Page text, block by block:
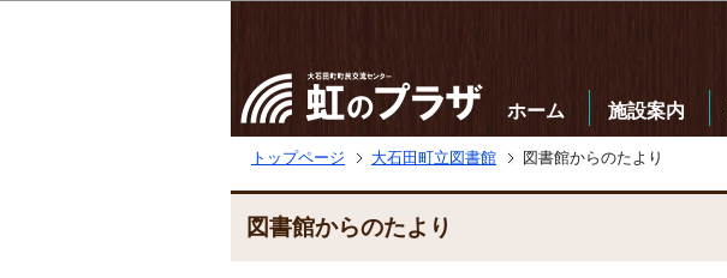
ホーム 施設案内
トップページ 大石田町立図書館 図書館からのたより
図書館からのたより